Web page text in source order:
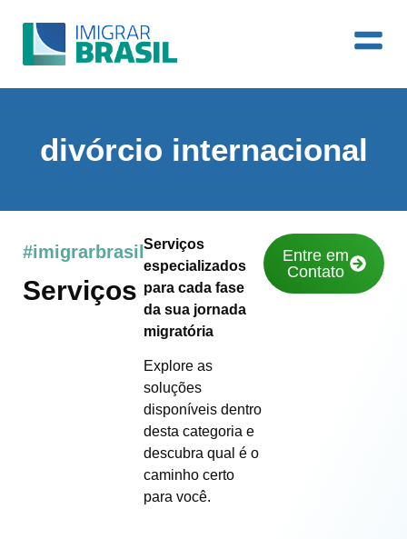
divórcio internacional
#imigrarbrasil
Serviços
Serviços
especializados
para cada fase
da sua jornada
migratória
Explore as
soluções
disponíveis dentro
desta categoria e
descubra qual é o
caminho certo
para você.
Entre em
Contato